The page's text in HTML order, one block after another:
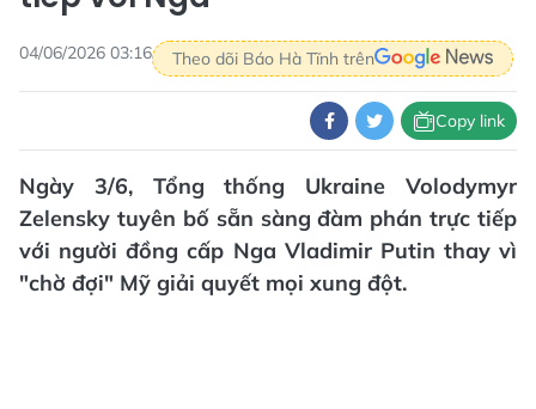
04/06/2026 03:16 Theo dõi Báo Hà Tĩnh trên
Copy link
Ngày 3/6, Tổng thống Ukraine Volodymyr
Zelensky tuyên bố sẵn sàng đàm phán trực tiếp
với người đồng cấp Nga Vladimir Putin thay vì
"chờ đợi" Mỹ giải quyết mọi xung đột.